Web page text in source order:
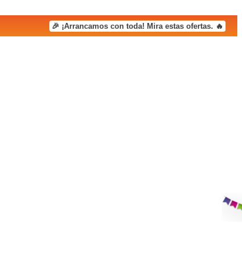
🎉 ¡Arrancamos con toda! Mira estas ofertas. 🔥